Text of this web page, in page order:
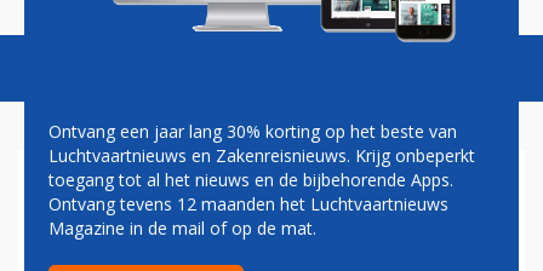
RIEMEN VAST!
Ontvang een jaar lang 30% korting op het beste van
Luchtvaartnieuws en Zakenreisnieuws. Krijg onbeperkt
toegang tot al het nieuws en de bijbehorende Apps.
Ontvang tevens 12 maanden het Luchtvaartnieuws
Magazine in de mail of op de mat.